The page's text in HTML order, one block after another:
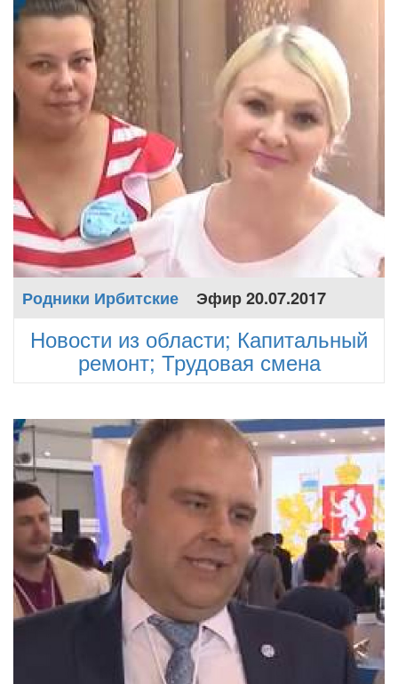
Родники Ирбитские Эфир 20.07.2017
Новости из области; Капитальный
ремонт; Трудовая смена